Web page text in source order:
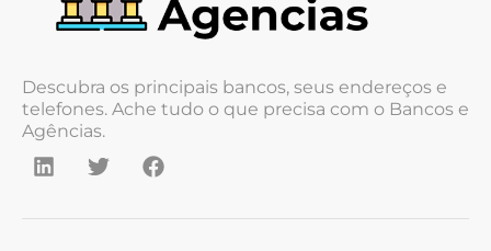
Descubra os principais bancos, seus endereços e
telefones. Ache tudo o que precisa com o Bancos e
Agências.